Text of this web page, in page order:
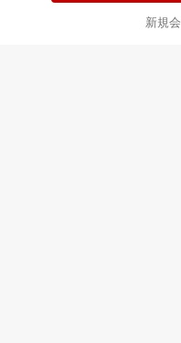
新規